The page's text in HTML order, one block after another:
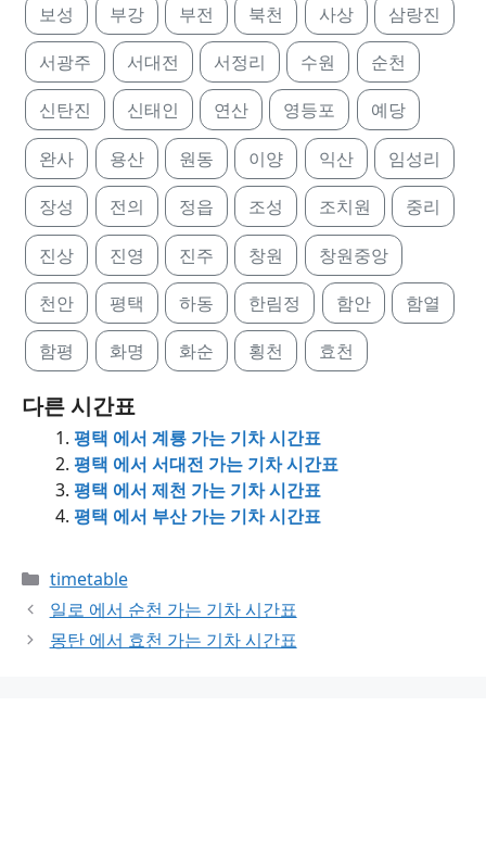
보성 부강 부전 북천 사상 삼랑진
서광주 서대전 서정리 수원 순천
신탄진 신태인 연산 영등포 예당
완사 용산 원동 이양 익산 임성리
장성 전의 정읍 조성 조치원 중리
진상 진영 진주 창원 창원중앙
천안 평택 하동 한림정 함안 함열
함평 화명 화순 횡천 효천
다른 시간표
평택 에서 계룡 가는 기차 시간표
평택 에서 서대전 가는 기차 시간표
평택 에서 제천 가는 기차 시간표
평택 에서 부산 가는 기차 시간표
Categories
timetable
일로 에서 순천 가는 기차 시간표
몽탄 에서 효천 가는 기차 시간표